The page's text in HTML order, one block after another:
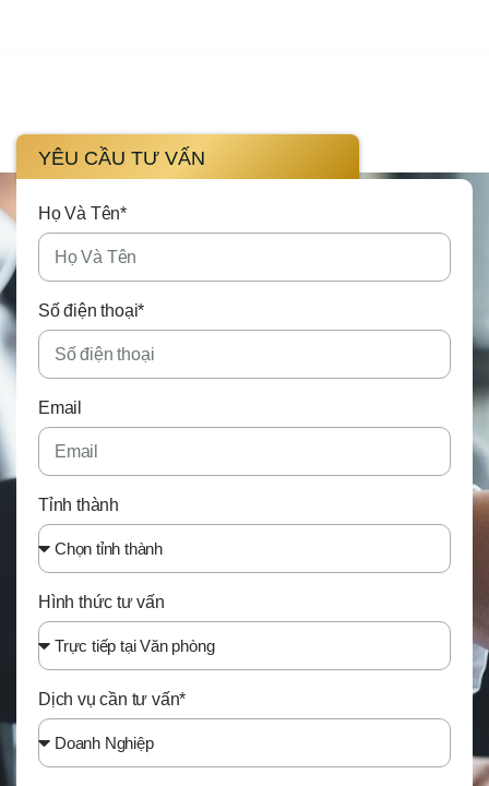
YÊU CẦU TƯ VẤN
Họ Và Tên*
Số điện thoại*
Email
Tỉnh thành
Hình thức tư vấn
Dịch vụ cần tư vấn*